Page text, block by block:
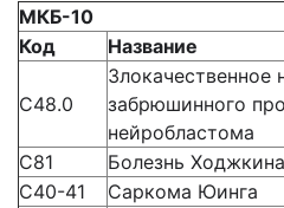
МКБ-10
Код
Название
С48.0
Злокачественное
забрюшинного
нейробластома
С81
Болезнь Ходжкина
C40-41
Саркома Юинга